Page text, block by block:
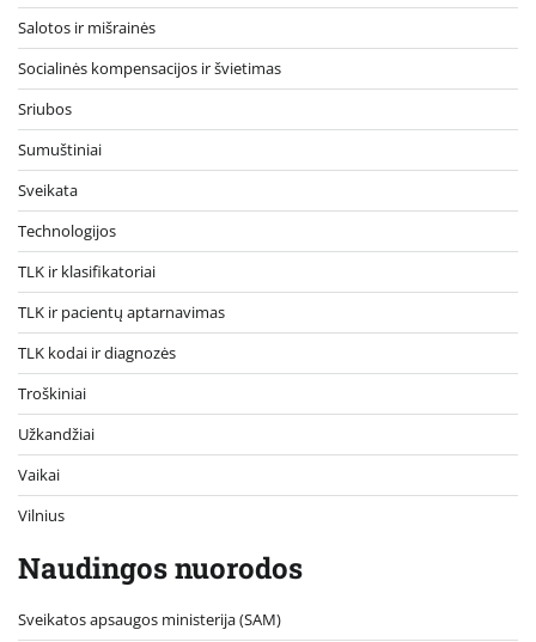
Salotos ir mišrainės
Socialinės kompensacijos ir švietimas
Sriubos
Sumuštiniai
Sveikata
Technologijos
TLK ir klasifikatoriai
TLK ir pacientų aptarnavimas
TLK kodai ir diagnozės
Troškiniai
Užkandžiai
Vaikai
Vilnius
Naudingos nuorodos
Sveikatos apsaugos ministerija (SAM)